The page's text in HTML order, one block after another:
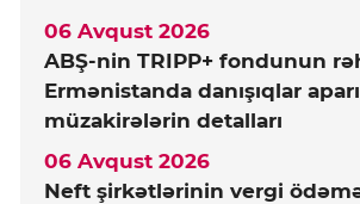
ABŞ-nin TRIPP+ fondunun
Ermənistanda danışıqlar
müzakirələrin detalları
06 Avqust 2026
Neft şirkətlərinin vergi
06 Avqust 2026